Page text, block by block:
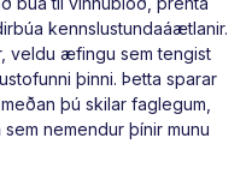
kennslustundaáætlanir.
veldu æfingu sem tengist
þinni. Þetta sparar
þú skilar faglegum,
sem nemendur þínir munu